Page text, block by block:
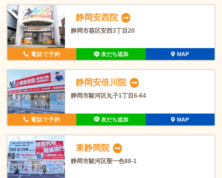
静岡安西院
静岡市葵区安西3丁目20
電話で予約 友だち追加 MAP
静岡安倍川院
静岡市駿河区丸子1丁目6-64
電話で予約 友だち追加 MAP
東静岡院
静岡市駿河区聖一色88-1